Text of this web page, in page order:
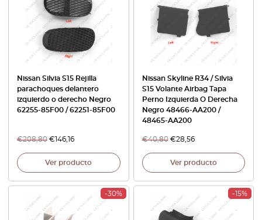
Nissan Silvia S15 Rejilla
parachoques delantero
izquierdo o derecho Negro
62255-85F00 / 62251-85F00
€208,80 €146,16
Ver producto
Nissan Skyline R34 / Silvia
S15 Volante Airbag Tapa
Perno Izquierda O Derecha
Negro 48466-AA200 /
48465-AA200
€40,80 €28,56
Ver producto
-30% -15%